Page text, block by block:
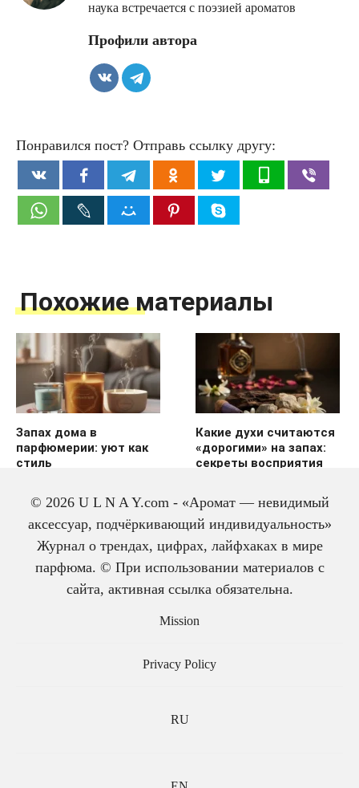
наука встречается с поэзией ароматов
Профили автора
Понравился пост? Отправь ссылку другу:
Похожие материалы
Запах дома в
парфюмерии: уют как
стиль
Какие духи считаются
«дорогими» на запах:
секреты восприятия
© 2026 U L N A Y.com - «Аромат — невидимый
аксессуар, подчёркивающий индивидуальность»
Журнал о трендах, цифрах, лайфхаках в мире
парфюма. © При использовании материалов с
сайта, активная ссылка обязательна.
Mission
Privacy Policy
RU